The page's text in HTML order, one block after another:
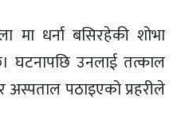
मा धर्ना बसिरहेकी शोभा
घटनापछि उनलाई तत्काल
अस्पतालपठाइएको प्रहरीले